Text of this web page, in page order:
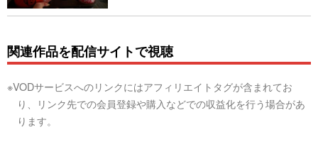
関連作品を配信サイトで視聴
※VODサービスへのリンクにはアフィリエイトタグが含まれてお
り、リンク先での会員登録や購入などでの収益化を行う場合があ
ります。